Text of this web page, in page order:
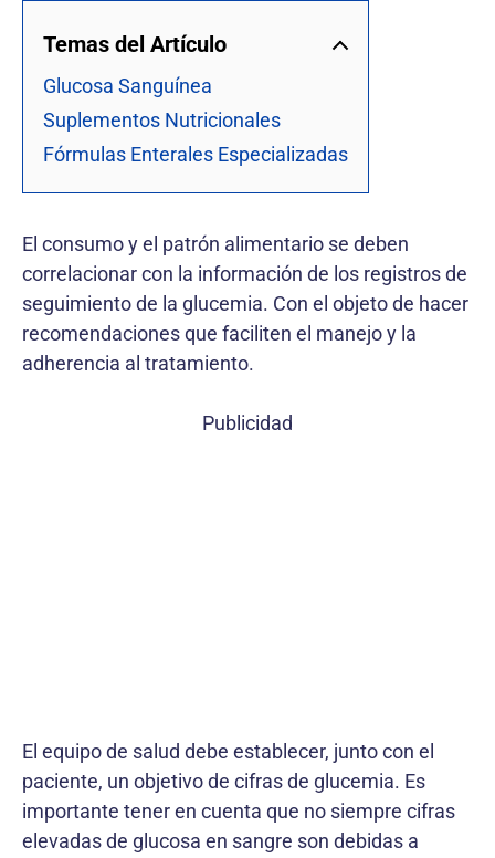
Temas del Artículo
Glucosa Sanguínea
Suplementos Nutricionales
Fórmulas Enterales Especializadas
El consumo y el patrón alimentario se deben
correlacionar con la información de los registros de
seguimiento de la glucemia. Con el objeto de hacer
recomendaciones que faciliten el manejo y la
adherencia al tratamiento.
Publicidad
El equipo de salud debe establecer, junto con el
paciente, un objetivo de cifras de glucemia. Es
importante tener en cuenta que no siempre cifras
elevadas de glucosa en sangre son debidas a